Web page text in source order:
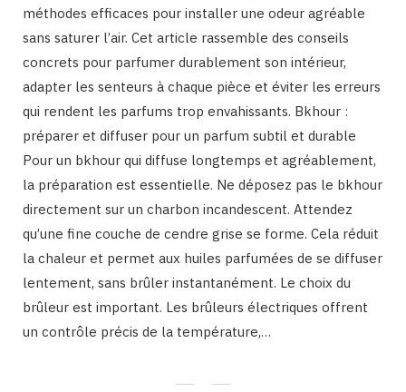
méthodes efficaces pour installer une odeur agréable
sans saturer l’air. Cet article rassemble des conseils
concrets pour parfumer durablement son intérieur,
adapter les senteurs à chaque pièce et éviter les erreurs
qui rendent les parfums trop envahissants. Bkhour :
préparer et diffuser pour un parfum subtil et durable
Pour un bkhour qui diffuse longtemps et agréablement,
la préparation est essentielle. Ne déposez pas le bkhour
directement sur un charbon incandescent. Attendez
qu’une fine couche de cendre grise se forme. Cela réduit
la chaleur et permet aux huiles parfumées de se diffuser
lentement, sans brûler instantanément. Le choix du
brûleur est important. Les brûleurs électriques offrent
un contrôle précis de la température,…